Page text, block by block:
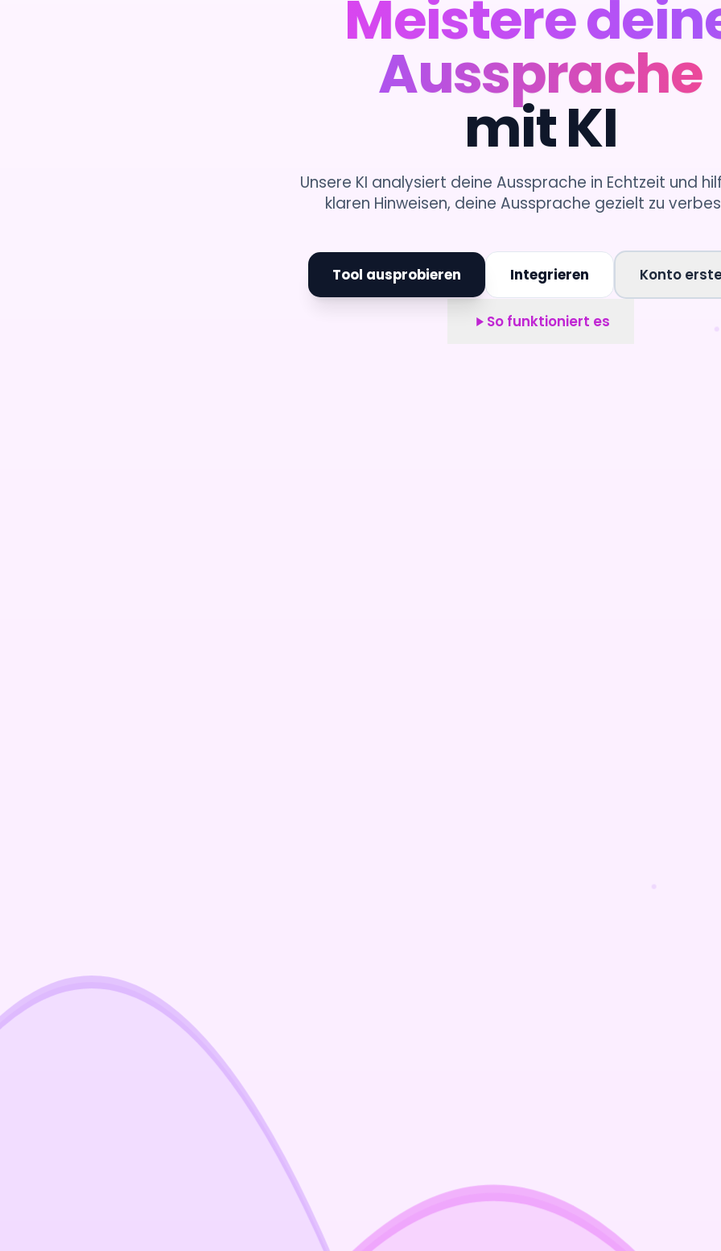
Meistere
Aussprache
mit KI
Unsere KI analysiert deine Aussprache in Echtzeit und
klaren Hinweisen, deine Aussprache gezielt zu
Tool ausprobieren Integrieren Konto
So funktioniert es